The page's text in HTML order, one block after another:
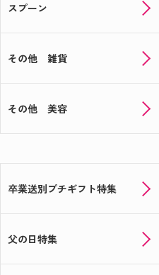
スプーン
その他 雑貨
その他 美容
卒業送別プチギフト特集
父の日特集